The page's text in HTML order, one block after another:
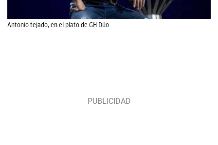
Antonio tejado, en el plato de GH Dúo